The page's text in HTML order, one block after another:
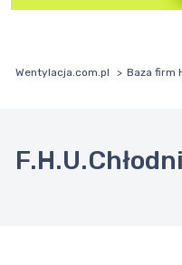
Wentylacja.com.pl Baza firm